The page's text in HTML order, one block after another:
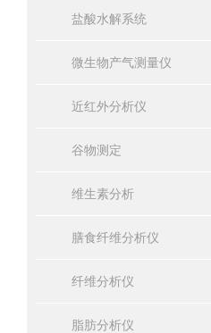
盐酸水解系统
微生物产气测量仪
近红外分析仪
谷物测定
维生素分析
膳食纤维分析仪
纤维分析仪
脂肪分析仪